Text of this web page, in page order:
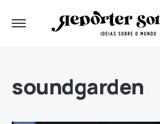
soundgarden